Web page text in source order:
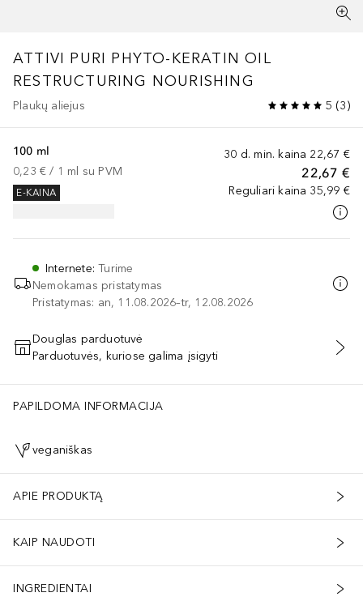
ATTIVI PURI PHYTO-KERATIN OIL
RESTRUCTURING NOURISHING
Plaukų aliejus 5 (3)
30 d. min. kaina 22,67 €
22,67 €
Reguliari kaina 35,99 €
100 ml
0,23 € / 1 ml su PVM
E-KAINA
Internete:Turime
Nemokamas pristatymas
Pristatymas: an, 11.08.2026–tr, 12.08.2026
PRIDĖTI Į KREPŠELĮ
Douglas parduotuvė
Parduotuvės, kuriose galima įsigyti
PAPILDOMA INFORMACIJA
veganiškas
APIE PRODUKTĄ
KAIP NAUDOTI
INGREDIENTAI